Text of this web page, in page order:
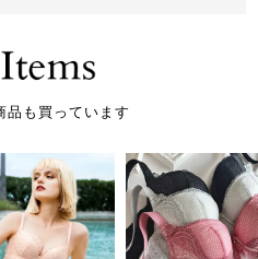
品も買っています